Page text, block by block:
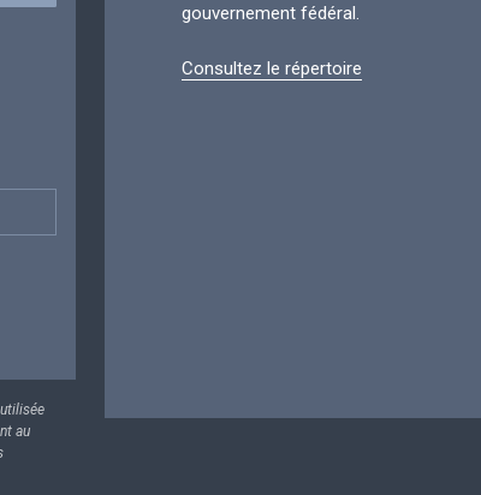
au
gouvernement fédéral.
Consultez le répertoire